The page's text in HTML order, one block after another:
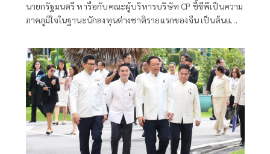
นายกรัฐมนตรี หารือกับคณะผู้บริหารบริษัท CP ชี้ซีพีเป็นความ
ภาคภูมิใจในฐานะนักลงทุนต่างชาติรายแรกของจีน เป็นต้นแบบ